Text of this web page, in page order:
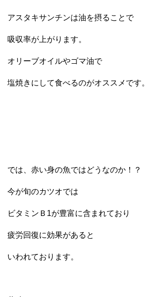
アスタキサンチンは油を摂ることで
吸収率が上がります。
オリーブオイルやゴマ油で
塩焼きにして食べるのがオススメです。
では、赤い身の魚ではどうなのか！？
今が旬のカツオでは
ビタミンＢ1が豊富に含まれており
疲労回復に効果があると
いわれております。